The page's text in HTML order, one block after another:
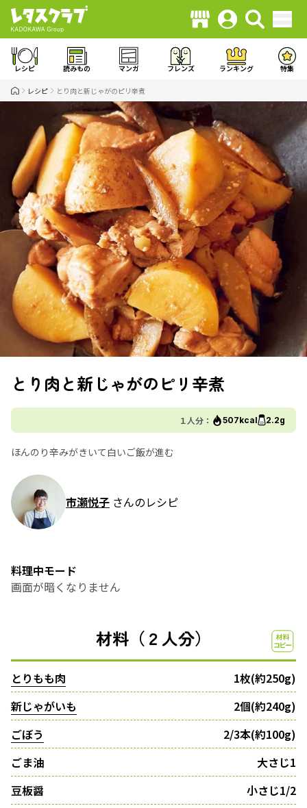
レシピ 読みもの マンガ フレンズ ランキング 特集
レシピ とり肉と新じゃがのピリ辛煮
とり肉と新じゃがのピリ辛煮
１人分： 507kcal 2.2g
ほんのり辛みがきいて白いご飯が進む
市瀬悦子 さんのレシピ
料理中モード
画面が暗くなりません
材料（２人分）
とりもも肉
1枚(約250g)
新じゃがいも
2個(約240g)
ごぼう
2/3本(約100g)
ごま油
大さじ1
豆板醤
小さじ1/2